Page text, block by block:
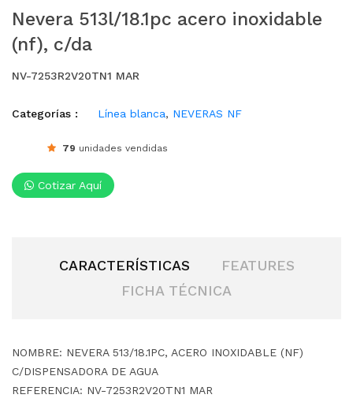
Nevera 513l/18.1pc acero inoxidable
(nf), c/da
NV-7253R2V20TN1 MAR
Categorías : Línea blanca, NEVERAS NF
79 unidades vendidas
Cotizar Aquí
CARACTERÍSTICAS
FEATURES
FICHA TÉCNICA
NOMBRE: NEVERA 513/18.1PC, ACERO INOXIDABLE (NF)
C/DISPENSADORA DE AGUA
REFERENCIA: NV-7253R2V20TN1 MAR